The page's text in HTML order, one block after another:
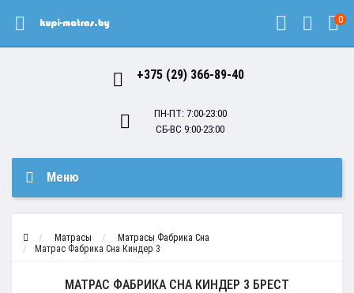
0
+375 (29) 366-89-40
ПН-ПТ: 7:00-23:00
СБ-ВС 9:00-23:00
Меню
Матрасы
Матрасы Фабрика Сна
Матрас Фабрика Сна Киндер 3
МАТРАС ФАБРИКА СНА КИНДЕР 3 БРЕСТ